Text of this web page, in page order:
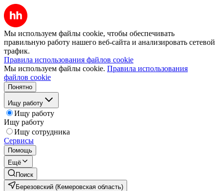
Мы используем файлы cookie, чтобы обеспечивать
правильную работу нашего веб-сайта и анализировать сетевой
трафик.
Правила использования файлов cookie
Мы используем файлы cookie. Правила использования
файлов cookie
Понятно
Ищу работу
Ищу работу
Ищу работу
Ищу сотрудника
Сервисы
Помощь
Ещё
Поиск
Березовский (Кемеровская область)